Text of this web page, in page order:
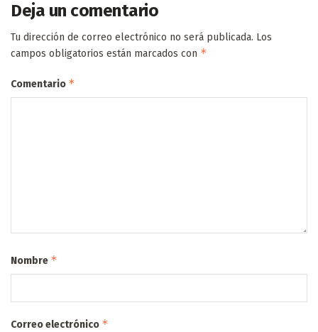
Deja un comentario
Tu dirección de correo electrónico no será publicada. Los
campos obligatorios están marcados con *
Comentario *
Nombre *
Correo electrónico *